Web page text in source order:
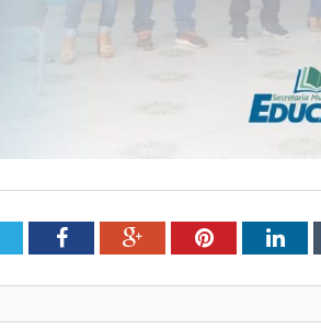
TwitterFacebookGoogle+Pinterest